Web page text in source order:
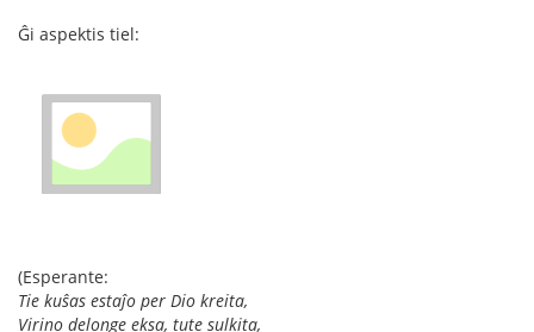
Ĝi aspektis tiel:
(Esperante:
Tie kuŝas estaĵo per Dio kreita,
Virino delonge eksa, tute sulkita,